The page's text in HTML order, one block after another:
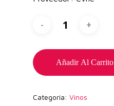
Añadir Al Carrito
Categoría: Vinos